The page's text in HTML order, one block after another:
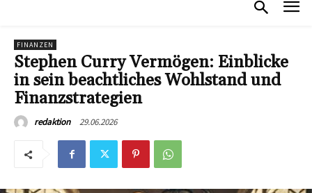
FINANZEN
Stephen Curry Vermögen: Einblicke
in sein beachtliches Wohlstand und
Finanzstrategien
redaktion 29.06.2026